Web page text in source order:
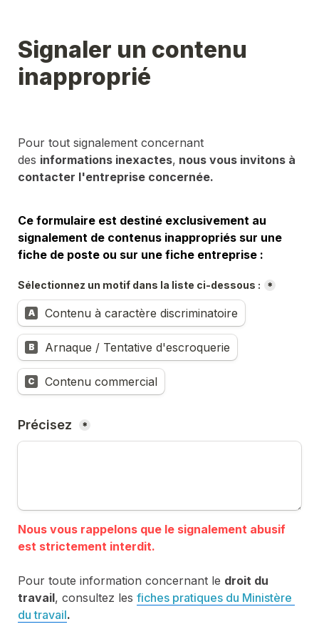
Signaler un contenu
inapproprié
Pour tout signalement concernant
des informations inexactes, nous vous invitons à
contacter l'entreprise concernée.
Ce formulaire est destiné exclusivement au
signalement de contenus inappropriés sur une
fiche de poste ou sur une fiche entreprise :
Sélectionnez un motif dans la liste ci-dessous : *
A Contenu à caractère discriminatoire
B Arnaque / Tentative d'escroquerie
C Contenu commercial
Précisez *
Nous vous rappelons que le signalement abusif
Pour toute information concernant le droit du
travail, consultez les fiches pratiques du Ministère
du travail